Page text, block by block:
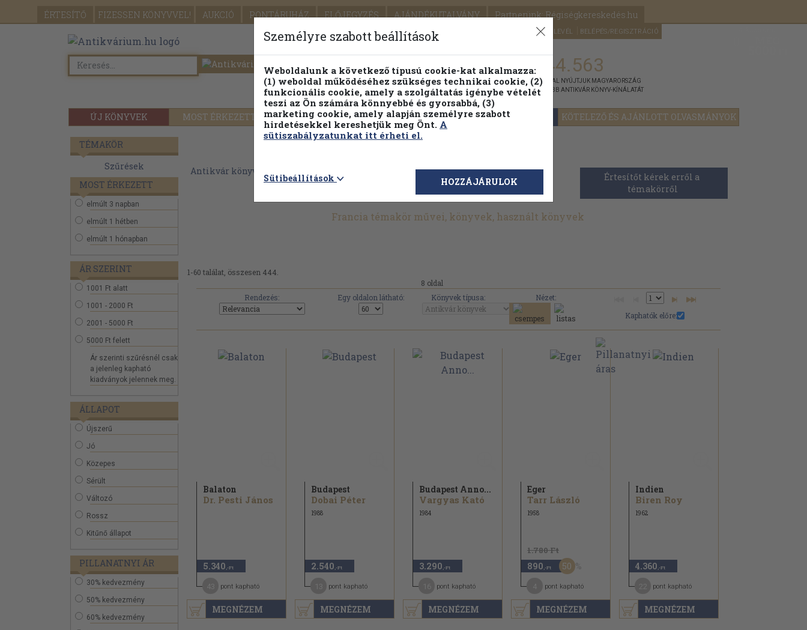
ÉRTESÍTŐ FIZESSEN KÖNYVVEL! AUKCIÓ PONTÁRUHÁZ ELŐJEGYZÉS AJÁNDÉKUTALVÁNY Partnerünk: Régiségkereskedés.hu
SEGÍTSÉG HÍRLEVÉL BELÉPÉS/REGISZTRÁCIÓ
ÚJ KÖNYVEK MOST ÉRKEZETT PILLANATNYI ÁRAINK FENNTARTHATÓ OLVASMÁNYOK KÖTELEZŐ ÉS AJÁNLOTT OLVASMÁNYOK
Részletes kereső Témaköri fa 1.144.563
KIADVÁNNYAL NYÚJTJUK MAGYARORSZÁG
LEGNAGYOBB ANTIKVÁR KÖNYV-KÍNÁLATÁT
TÉMAKÖR
Szűrések
MOST ÉRKEZETT
elmúlt 3 napban
elmúlt 1 hétben
elmúlt 1 hónapban
ÁR SZERINT
1001 Ft alatt
1001 - 2000 Ft
2001 - 5000 Ft
5000 Ft felett
Ár szerinti szűrésnél csak
a jelenleg kapható
kiadványok jelennek meg.
ÁLLAPOT
Újszerű
Jó
Közepes
Sérült
Változó
Rossz
Kitűnő állapot
PILLANATNYI ÁR
30% kedvezmény
50% kedvezmény
60% kedvezmény
Antikvár könyvek Idegen nyelv>Francia
Értesítőt kérek erről a
témakörről
Francia témakör művei, könyvek, használt könyvek
1-60 találat, összesen 444.
8 oldal
Rendezés:
Egy oldalon látható: Könyvek típusa:
Nézet:
Kaphatók előre:
MEGNÉZEM
Balaton
Dr. Pesti János
5.340 ,-Ft
pont kapható
MEGNÉZEM
Budapest
Dobai Péter
1988
2.540 ,-Ft
pont kapható
MEGNÉZEM
Budapest Anno...
Vargyas Kató
1984
3.290 ,-Ft
pont kapható
MEGNÉZEM
Eger
Tarr László
1958
1.780 Ft
890 ,-Ft 50
pont kapható
MEGNÉZEM
Indien
Biren Roy
1962
4.360 ,-Ft
pont kapható
Személyre szabott beállítások
Weboldalunk a következő típusú cookie-kat alkalmazza:
(1) weboldal működéséhez szükséges technikai cookie, (2)
funkcionális cookie, amely a szolgáltatás igénybe vételét
teszi az Ön számára könnyebbé és gyorsabbá, (3)
marketing cookie, amely alapján személyre szabott
hirdetésekkel kereshetjük meg Önt. A
sütiszabályzatunkat itt érheti el.
Sütibeállítások HOZZÁJÁRULOK